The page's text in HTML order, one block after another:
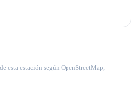
esta estación según OpenStreetMap,